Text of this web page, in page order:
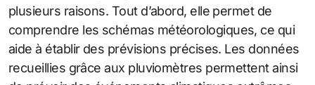
plusieurs raisons. Tout d’abord, elle permet de
comprendre les schémas météorologiques, ce qui
aide à établir des prévisions précises. Les données
recueillies grâce aux pluviomètres permettent ainsi